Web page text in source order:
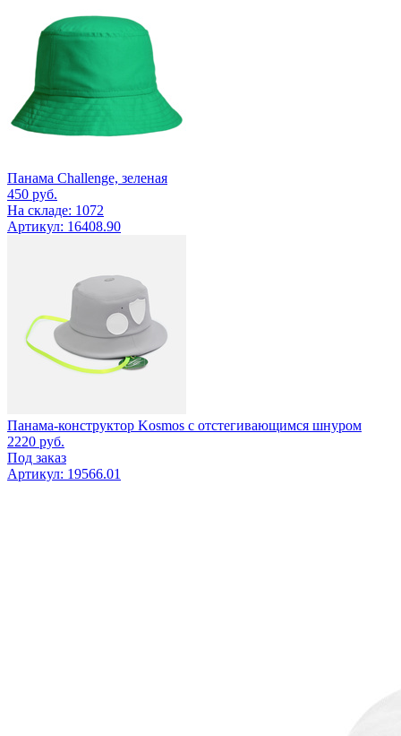
Панама Challenge, зеленая
450 руб.
На складе: 1072
Артикул: 16408.90
Панама-конструктор Kosmos с отстегивающимся шнуром
2220 руб.
Под заказ
Артикул: 19566.01